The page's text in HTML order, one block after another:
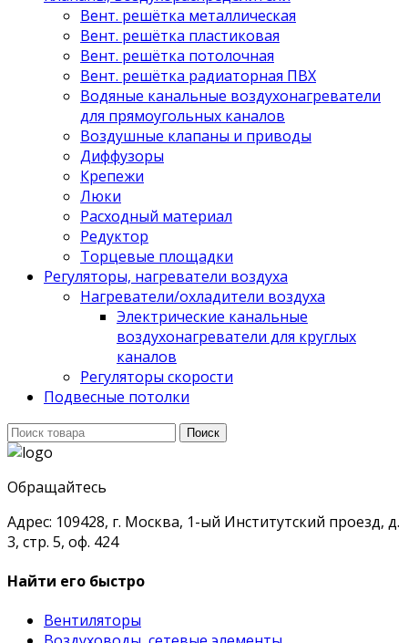
Вент. решётка металлическая
Вент. решётка пластиковая
Вент. решётка потолочная
Вент. решётка радиаторная ПВХ
Водяные канальные воздухонагреватели
для прямоугольных каналов
Воздушные клапаны и приводы
Диффузоры
Крепежи
Люки
Расходный материал
Редуктор
Торцевые площадки
Регуляторы, нагреватели воздуха
Нагреватели/охладители воздуха
Электрические канальные
воздухонагреватели для круглых
каналов
Регуляторы скорости
Подвесные потолки
Поиск
для:
Поиск
Обращайтесь
Адрес: 109428, г. Москва, 1-ый Институтский проезд, д.
3, стр. 5, оф. 424
Найти его быстро
Вентиляторы